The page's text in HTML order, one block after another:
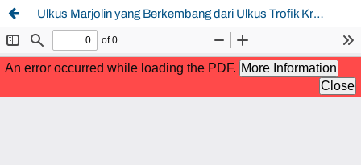
Ulkus Marjolin yang Berkembang dari Ulkus Trofik Kronis pada Pasien Kusta